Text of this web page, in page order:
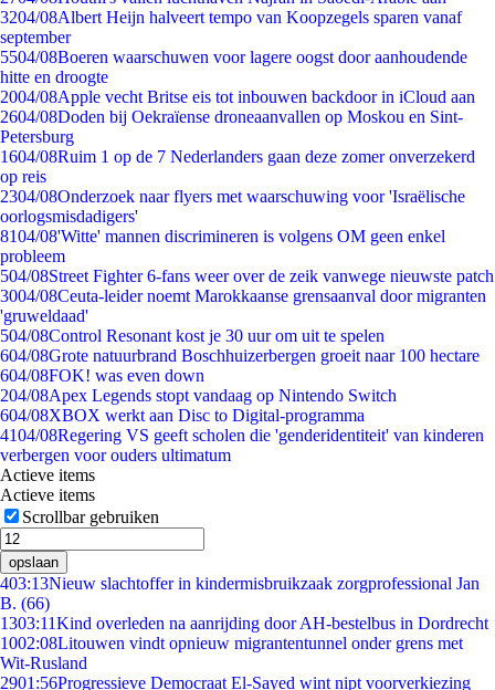
3204/08Albert Heijn halveert tempo van Koopzegels sparen vanaf
september
5504/08Boeren waarschuwen voor lagere oogst door aanhoudende
hitte en droogte
2004/08Apple vecht Britse eis tot inbouwen backdoor in iCloud aan
2604/08Doden bij Oekraïense droneaanvallen op Moskou en Sint-
Petersburg
1604/08Ruim 1 op de 7 Nederlanders gaan deze zomer onverzekerd
op reis
2304/08Onderzoek naar flyers met waarschuwing voor 'Israëlische
oorlogsmisdadigers'
8104/08'Witte' mannen discrimineren is volgens OM geen enkel
probleem
504/08Street Fighter 6-fans weer over de zeik vanwege nieuwste patch
3004/08Ceuta-leider noemt Marokkaanse grensaanval door migranten
'gruweldaad'
504/08Control Resonant kost je 30 uur om uit te spelen
604/08Grote natuurbrand Boschhuizerbergen groeit naar 100 hectare
604/08FOK! was even down
204/08Apex Legends stopt vandaag op Nintendo Switch
604/08XBOX werkt aan Disc to Digital-programma
4104/08Regering VS geeft scholen die 'genderidentiteit' van kinderen
verbergen voor ouders ultimatum
Actieve items
Actieve items
Scrollbar gebruiken
opslaan
403:13Nieuw slachtoffer in kindermisbruikzaak zorgprofessional Jan
B. (66)
1303:11Kind overleden na aanrijding door AH-bestelbus in Dordrecht
1002:08Litouwen vindt opnieuw migrantentunnel onder grens met
Wit-Rusland
2901:56Progressieve Democraat El-Sayed wint nipt voorverkiezing